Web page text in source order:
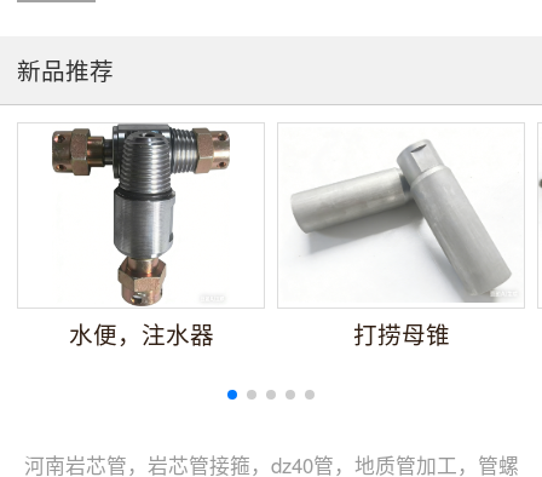
新品推荐
水便，注水器 打捞母锥
河南岩芯管，岩芯管接箍，dz40管，地质管加工，管螺